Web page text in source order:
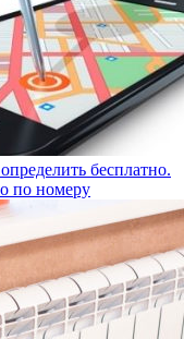
бесплатно.
по номеру